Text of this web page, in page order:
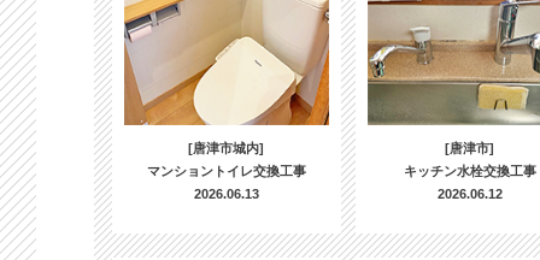
[唐津市城内]
マンショントイレ交換工事
2026.06.13
[唐津市]
キッチン水栓交換工事
2026.06.12